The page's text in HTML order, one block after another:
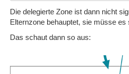
Die delegierte Zone ist dann nicht
Elternzone behauptet, sie müsse es
Das schaut dann so aus: